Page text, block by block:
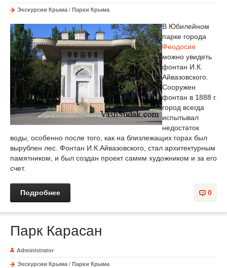
Экскурсии Крыма / Парки Крыма
В Юбилейном
парке города
Феодосия
можно увидеть
фонтан И.К.
Айвазовского.
Сооружен
фонтан в 1888 г.
город всегда
испытывал
недостаток
воды, особенно после того, как на близлежащих горах был
вырублен лес. Фонтан И.К.Айвазовского, стал архитектурным
памятником, и был создан проект самим художником и за его
счет.
0
Подробнее
Парк Карасан
Administrator
Экскурсии Крыма / Парки Крыма